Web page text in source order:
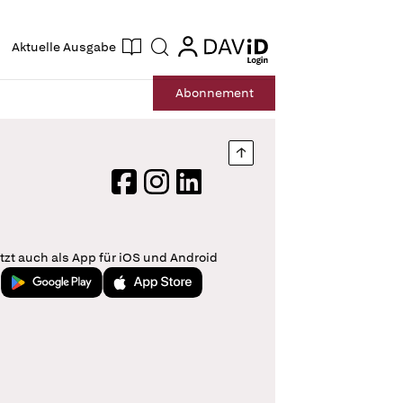
Aktuelle Ausgabe Suche login
login
Abonnement
Nach oben springen
FacebookInstagram
LinkedIn
auch als App für iOS und Android
Jetzt bei Google PlayLaden im App Store